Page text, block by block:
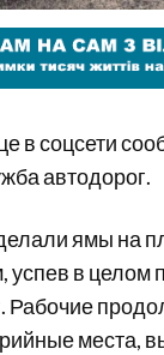
в соцсети
автодорог.
ямы на
успев в целом
Рабочие
места,